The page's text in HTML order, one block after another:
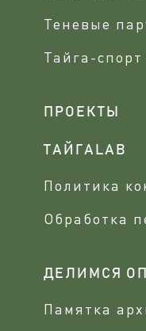
Теневые
Тайга-спорт
ПРОЕКТЫ
ТАЙГАLAB
Политика
Обработка
ДЕЛИМСЯ
Памятка